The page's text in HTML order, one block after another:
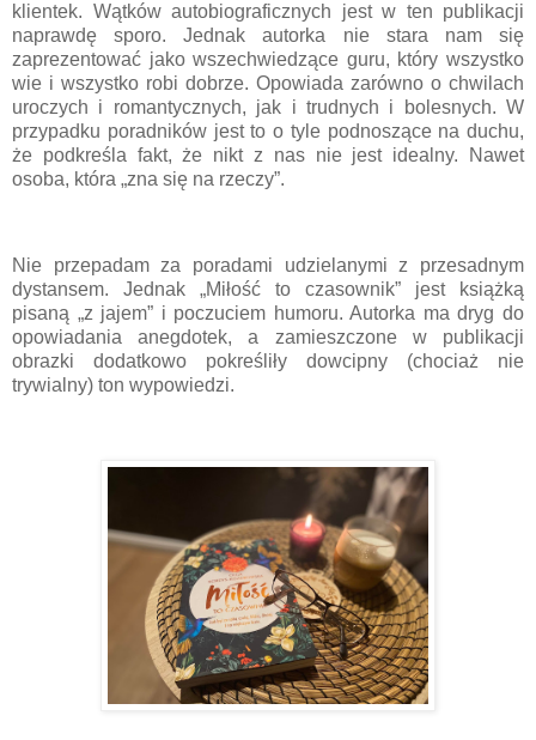
klientek. Wątków autobiograficznych jest w ten publikacji
naprawdę sporo. Jednak autorka nie stara nam się
zaprezentować jako wszechwiedzące guru, który wszystko
wie i wszystko robi dobrze. Opowiada zarówno o chwilach
uroczych i romantycznych, jak i trudnych i bolesnych. W
przypadku poradników jest to o tyle podnoszące na duchu,
że podkreśla fakt, że nikt z nas nie jest idealny. Nawet
osoba, która „zna się na rzeczy”.
Nie przepadam za poradami udzielanymi z przesadnym
dystansem. Jednak „Miłość to czasownik” jest książką
pisaną „z jajem” i poczuciem humoru. Autorka ma dryg do
opowiadania anegdotek, a zamieszczone w publikacji
obrazki dodatkowo pokreśliły dowcipny (chociaż nie
trywialny) ton wypowiedzi.